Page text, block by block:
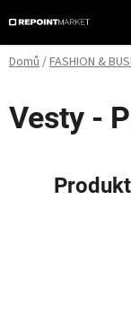
na
obsah
Domů/FASHION &
Vesty -